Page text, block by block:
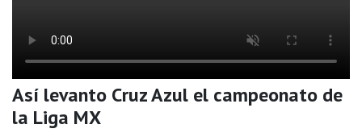
Así levanto Cruz Azul el campeonato de
la Liga MX